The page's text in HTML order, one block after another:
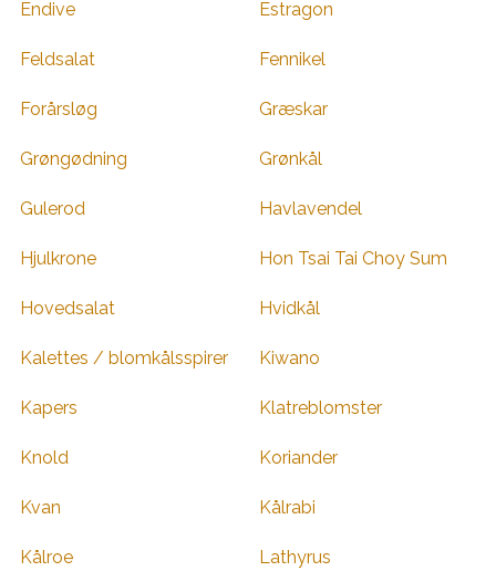
Endive Estragon
Feldsalat Fennikel
Forårsløg Græskar
Grøngødning Grønkål
Gulerod Havlavendel
Hjulkrone Hon Tsai Tai Choy Sum
Hovedsalat Hvidkål
Kalettes / blomkålsspirer Kiwano
Kapers Klatreblomster
Knold Koriander
Kvan Kålrabi
Kålroe Lathyrus